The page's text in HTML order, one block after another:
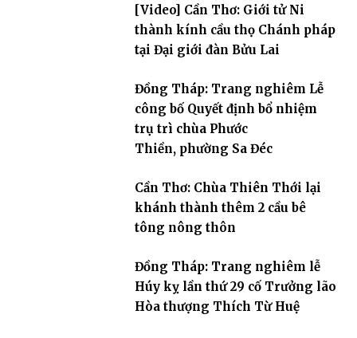
[Video] Cần Thơ: Giới tử Ni
thành kính cầu thọ Chánh pháp
tại Đại giới đàn Bửu Lai
Đồng Tháp: Trang nghiêm Lễ
công bố Quyết định bổ nhiệm
trụ trì chùa Phước
Thiền, phường Sa Đéc
Cần Thơ: Chùa Thiên Thới lại
khánh thành thêm 2 cầu bê
tông nông thôn
Đồng Tháp: Trang nghiêm lễ
Húy kỵ lần thứ 29 cố Trưởng lão
Hòa thượng Thích Từ Huệ